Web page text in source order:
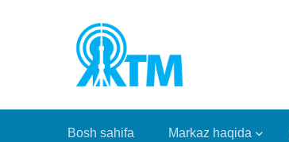
(+998 71) 202 35 49
info@crrt.uz
Bosh sahifa Markaz haqida